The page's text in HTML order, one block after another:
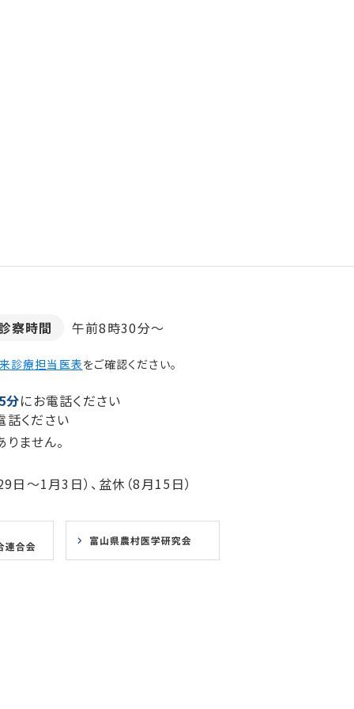
察時間 午前8時30分～
診療担当医表をご確認ください。
分にお電話ください
話ください
ません。
日～1月3日）、盆休（8月15日）